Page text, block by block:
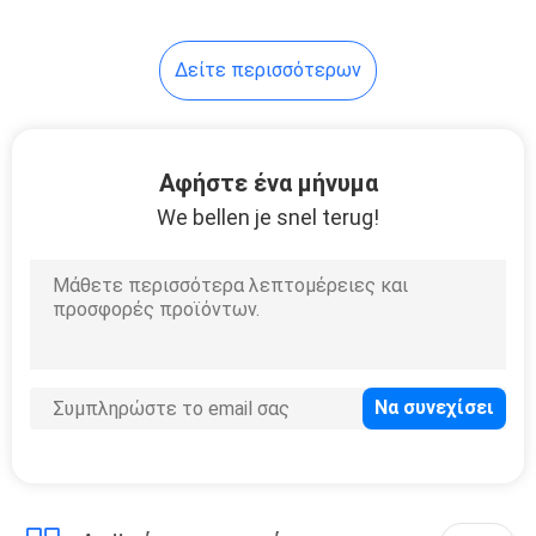
Ανυψωτική μάσκα
Massager
Δείτε περισσότερων
Αφήστε ένα μήνυμα
We bellen je snel terug!